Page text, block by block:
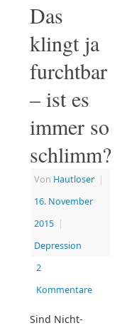
Das
klingt ja
furchtbar
– ist es
immer so
schlimm?
Von Hautloser |
16. November
2015 |
Depression
2
Kommentare
Sind Nicht-